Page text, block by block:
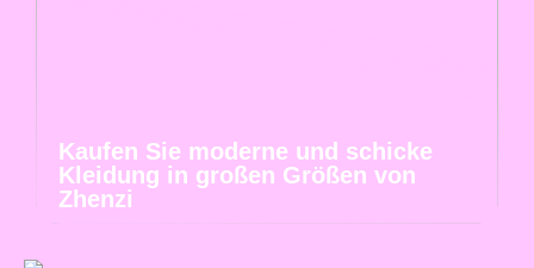
Kaufen Sie moderne und schicke
Kleidung in großen Größen von
Zhenzi